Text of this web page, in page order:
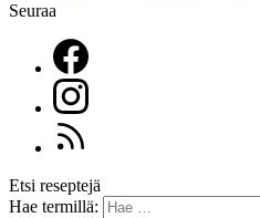
Seuraa
Etsi reseptejä
Hae termillä: